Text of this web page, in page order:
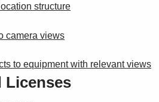
structure
camera views
to equipment with relevant views
Licenses